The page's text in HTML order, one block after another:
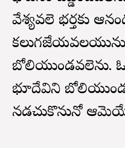
వేశ్యవలె భర్తకు
బోలియుండవలెను.
భూదేవిని
నడచుకొనునో ఆమెయే